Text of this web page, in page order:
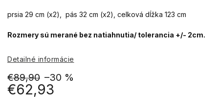
€89,90 –30 %
€62,93
prsia 29 cm (x2), pás 32 cm (x2), celková dĺžka 123 cm
Rozmery sú merané bez natiahnutia/ tolerancia +/- 2cm.
Detailné informácie